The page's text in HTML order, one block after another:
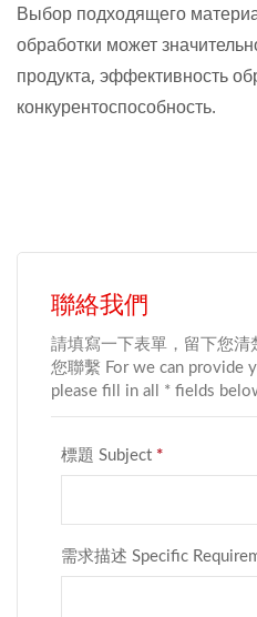
Выбор подходящего
обработки может
продукта, эффективность
конкурентоспособность.